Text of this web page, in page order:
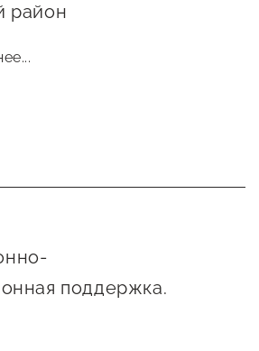
район
поддержка.